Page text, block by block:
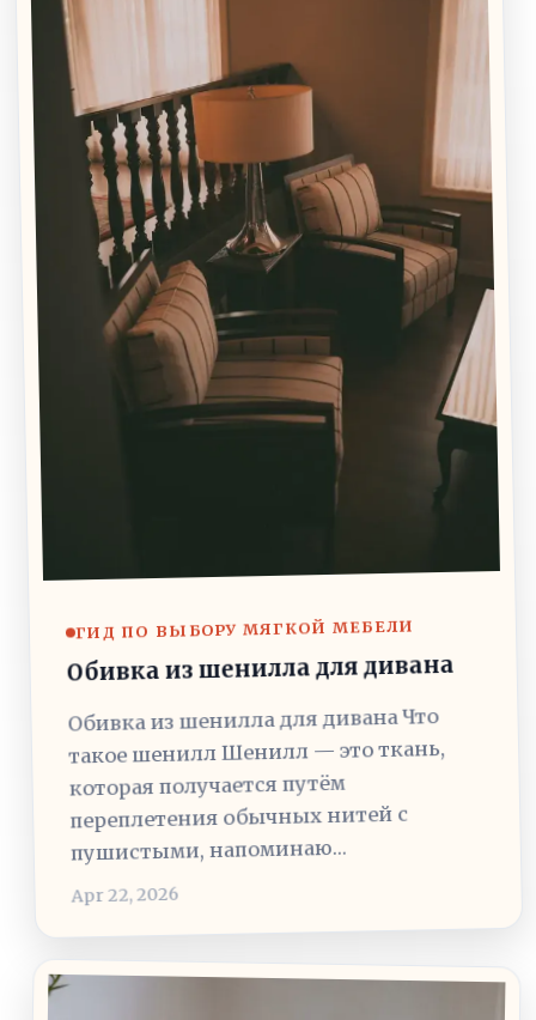
ГИД ПО ВЫБОРУ МЯГКОЙ МЕБЕЛИ
Обивка из шенилла для дивана
Обивка из шенилла для дивана Что
такое шенилл Шенилл — это ткань,
которая получается путём
переплетения обычных нитей с
пушистыми, напоминаю…
Apr 22, 2026